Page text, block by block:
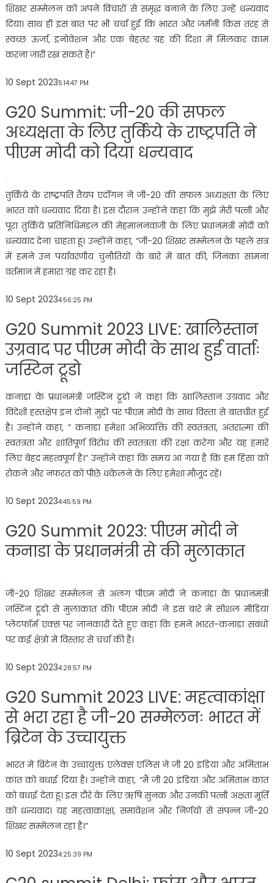
शिखर सम्मेलन को अपने विचारों से समृद्ध बनाने के लिए उन्हें धन्यवाद
दिया। साथ ही इस बात पर भी चर्चा हुई कि भारत और जर्मनी किस तरह से
स्वच्छ ऊर्जा, इनोवेशन और एक बेहतर ग्रह की दिशा में मिलकर काम
करना जारी रख सकते हैं।”
10 Sept 20235:14:47 PM
G20 Summit: जी-20 की सफल
अध्यक्षता के लिए तुर्किये के राष्ट्रपति ने
पीएम मोदी को दिया धन्यवाद
तुर्किये के राष्ट्रपति तैयप एर्दोगन ने जी-20 की सफल अध्यक्षता के लिए
भारत को धन्यवाद दिया है। इस दौरान उन्होंने कहा कि मुझे मेरी पत्नी और
पूरा तुर्किये प्रतिनिधिमंडल की मेहमाननवाजी के लिए प्रधानमंत्री मोदी को
धन्यवाद देना चाहता हूं। उन्होंने कहा, “जी-20 शिखर सम्मेलन के पहले सत्र
में हमने उन पर्यावरणीय चुनौतियों के बारे में बात की, जिनका सामना
वर्तमान में हमारा ग्रह कर रहा है।
10 Sept 20234:56:25 PM
G20 Summit 2023 LIVE: खालिस्तान
उग्रवाद पर पीएम मोदी के साथ हुई वार्ताः
जस्टिन ट्रूडो
कनाडा के प्रधानमंत्री जस्टिन ट्रूडो ने कहा कि खालिस्तान उग्रवाद और
विदेशी हस्तक्षेप इन दोनों मुद्दों पर पीएम मोदी के साथ विस्ता से बातचीत हुई
है। उन्होंने कहा, ” कनाडा हमेशा अभिव्यक्ति की स्वतंत्रता, अंतरात्मा की
स्वतंत्रता और शांतिपूर्ण विरोध की स्वतंत्रता की रक्षा करेगा और यह हमारे
लिए बेहद महत्वपूर्ण है।” उन्होंने कहा कि समय आ गया है कि हम हिंसा को
रोकने और नफरत को पीछे धकेलने के लिए हमेशा मौजूद रहें।
10 Sept 20234:45:59 PM
G20 Summit 2023: पीएम मोदी ने
कनाडा के प्रधानमंत्री से की मुलाकात
जी-20 शिखर सम्मेलन से अलग पीएम मोदी ने कनाडा के प्रधानमंत्री
जस्टिन ट्रूडो से मुलाकात की। पीएम मोदी ने इस बारे में सोशल मीडिया
प्लेटफॉर्म एक्स पर जानकारी देते हुए कहा कि हमने भारत-कनाडा संबंधों
पर कई क्षेत्रों में विस्तार से चर्चा की है।
10 Sept 20234:28:57 PM
G20 Summit 2023 LIVE: महत्वाकांक्षा
से भरा रहा है जी-20 सम्मेलनः भारत में
ब्रिटेन के उच्चायुक्त
भारत में ब्रिटेन के उच्चायुक्त एलेक्स एलिस ने जी 20 इंडिया और अमिताभ
कांत को बधाई दिया है। उन्होंने कहा, “मैं जी 20 इंडिया और अमिताभ कांत
को बधाई देता हूं। इस दौरे के लिए ऋषि सुनक और उनकी पत्नी अक्षता मूर्ति
को धन्यवाद। यह महत्वाकांक्षा, समावेशन और निर्णयों से संपन्न जी-20
शिखर सम्मेलन रहा है।”
10 Sept 20234:25:39 PM